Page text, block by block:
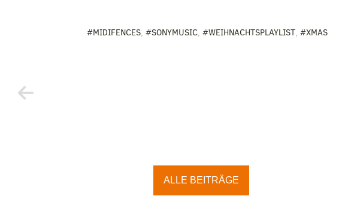
#MIDIFENCES, #SONYMUSIC, #WEIHNACHTSPLAYLIST, #XMAS
ALLE BEITRÄGE